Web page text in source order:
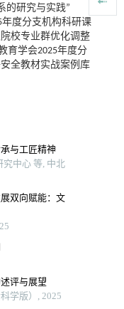
的研究与实践”
年度分支机构科研课
校专业群优化调整
育学会2025年度分
全教材实战案例库